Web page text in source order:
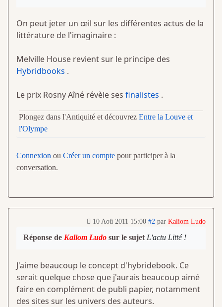
On peut jeter un œil sur les différentes actus de la
littérature de l'imaginaire :
Melville House revient sur le principe des
Hybridbooks .
Le prix Rosny Aîné révèle ses finalistes .
Plongez dans l'Antiquité et découvrez Entre la Louve et
l'Olympe
Connexion ou Créer un compte pour participer à la
conversation.
10 Aoû 2011 15:00 #2 par Kaliom Ludo
Réponse de Kaliom Ludo sur le sujet L'actu Litté !
J'aime beaucoup le concept d'hybridebook. Ce
serait quelque chose que j'aurais beaucoup aimé
faire en complément de publi papier, notamment
des sites sur les univers des auteurs.